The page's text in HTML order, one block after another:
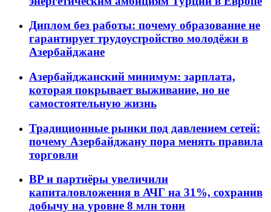
Диплом без работы: почему образование не
гарантирует трудоустройство молодёжи в
Азербайджане
Азербайджанский минимум: зарплата,
которая покрывает выживание, но не
самостоятельную жизнь
Традиционные рынки под давлением сетей:
почему Азербайджану пора менять правила
торговли
BP и партнёры увеличили
капиталовложения в АЧГ на 31%, сохранив
добычу на уровне 8 млн тонн